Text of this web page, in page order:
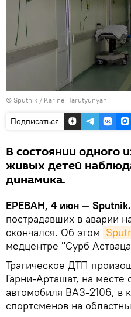
© Sputnik / Karine Harutyunyan
Подписаться
В состоянии одного
живых детей
динамика.
ЕРЕВАН, 4 июн — Sputnik.
пострадавших в аварии
скончался. Об этом
медцентре "Сурб
Трагическое ДТП
Гарни-Арташат, на месте
автомобиля ВАЗ-2106, в
спортсменов на